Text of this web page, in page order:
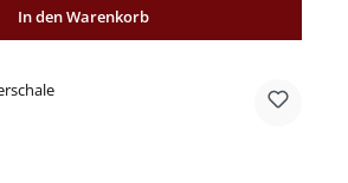
In den Warenkorb